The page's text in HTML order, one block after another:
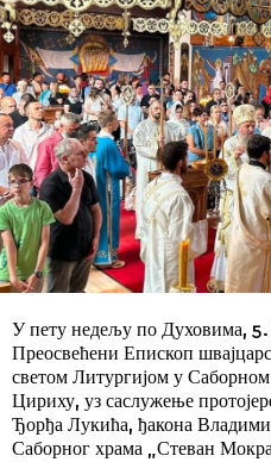
У пету недељу по Духовима,
Преосвећени Епископ
светом Литургијом у
Цириху, уз саслужење
Ђорђа Лукића, ђакона
Саборног храма „Стеван